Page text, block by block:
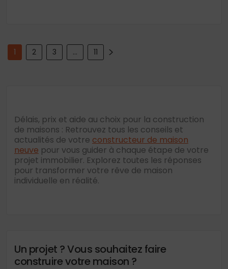
Pagination
des
1 2 3 … 11 >
Délais, prix et aide au choix pour la construction
de maisons : Retrouvez tous les conseils et
actualités de votre constructeur de maison
neuve pour vous guider à chaque étape de votre
projet immobilier. Explorez toutes les réponses
pour transformer votre rêve de maison
individuelle en réalité.
Un projet ? Vous souhaitez faire
construire votre maison ?